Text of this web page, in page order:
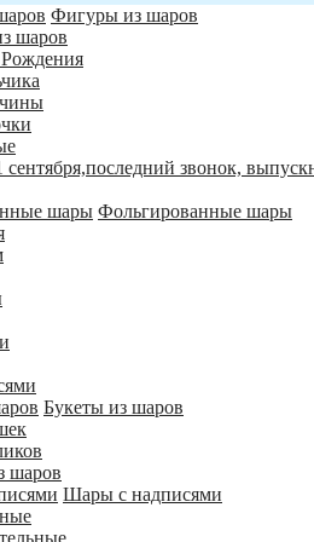
Фигуры из шаров
шаров
звонок,
Фольгированные шары
Букеты из шаров
шаров
Шары с надписями